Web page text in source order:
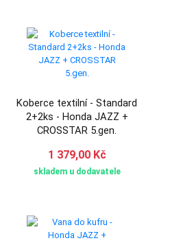
Koberce textilní - Standard
2+2ks - Honda JAZZ +
CROSSTAR 5.gen.
1 379,00 Kč
skladem u dodavatele